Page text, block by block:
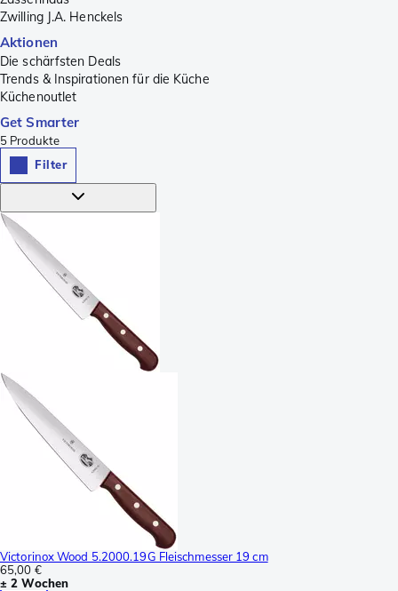
Zwilling J.A. Henckels
Aktionen
Die schärfsten Deals
Trends & Inspirationen für die Küche
Küchenoutlet
Get Smarter
5 Produkte
Filter
Victorinox Wood 5.2000.19G Fleischmesser 19 cm
65,00 €
± 2 Wochen